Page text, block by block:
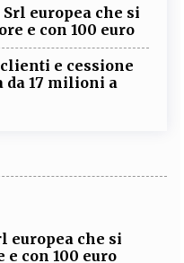
europea che si
e con 100 euro
e cessione
da 17 milioni a
europea che si
con 100 euro